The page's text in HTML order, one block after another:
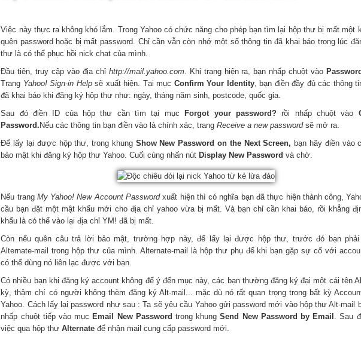
Việc này thực ra không khó lắm. Trong Yahoo có chức năng cho phép bạn tìm lại hộp thư bị mất một
quên password hoặc bị mất password. Chỉ cần vẫn còn nhớ một số thông tin đã khai báo trong lúc
thư là có thể phục hồi nick chat của mình.
Đầu tiên, truy cập vào địa chỉ http://mail.yahoo.com. Khi trang hiện ra, bạn nhấp chuột vào
Trang Yahoo! Sign-in Helpsẽ xuất hiện. Tại mục Confirm Your Identity, bạn điền đầy đủ các thông
đã khai báo khi đăng ký hộp thư như: ngày, tháng năm sinh, postcode, quốc gia.
Sau đó điền ID của hộp thư cần tìm tại mục
Forgot your password?rồi nhấp chuột vào
Password. Nếu các thông tin bạn điền vào là chính xác, trangReceive a new passwordsẽ mở ra.
Để lấy lại được hộp thư, trong khung Show New Password on the Next Screen, bạn hãy điền vào
bảo mật khi đăng ký hộp thư Yahoo. Cuối cùng nhấn nút Display New Passwordvà chờ.
Nếu trang My Yahoo! New Account Passwordxuất hiện thì có nghĩa bạn đã thực hiện thành công,
cầu bạn đặt một mật khẩu mới cho địa chỉ yahoo vừa bị mất. Và bạn chỉ cần khai báo, rồi khẳng
khẩu là có thể vào lại địa chỉ YM! đã bị mất.
Còn nếu quên câu trả lời bảo mật, trường hợp này, để lấy lại được hộp thư, trước đó bạn phải
Alternate-mail trong hộp thư của mình. Alternate-mail là hộp thư phụ để khi bạn gặp sự cố với
có thể dùng nó liên lạc được với bạn.
Có nhiều bạn khi đăng ký account không để ý đến mục này, các bạn thường đăng ký đại một cái tên
kỳ, thậm chí có người không thèm đăng ký Alt-mail... mặc dù nó rất quan trọng trong bất kỳ
Yahoo. Cách lấy lại password như sau : Ta sẽ yêu cầu Yahoo gửi password mới vào hộp thư Alt-mail
nhấp chuột tiếp vào mục Email New Password trong khungSend New Password by Email . Sau
việc qua hộp thư Alternate để nhận mail cung cấp password mới.